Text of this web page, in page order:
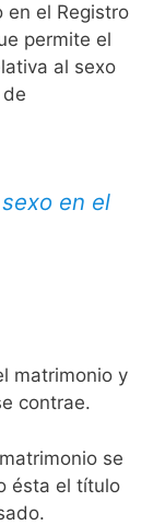
en el Registro
permite el
al sexo
en el
matrimonio y
contrae.
se
ésta el título